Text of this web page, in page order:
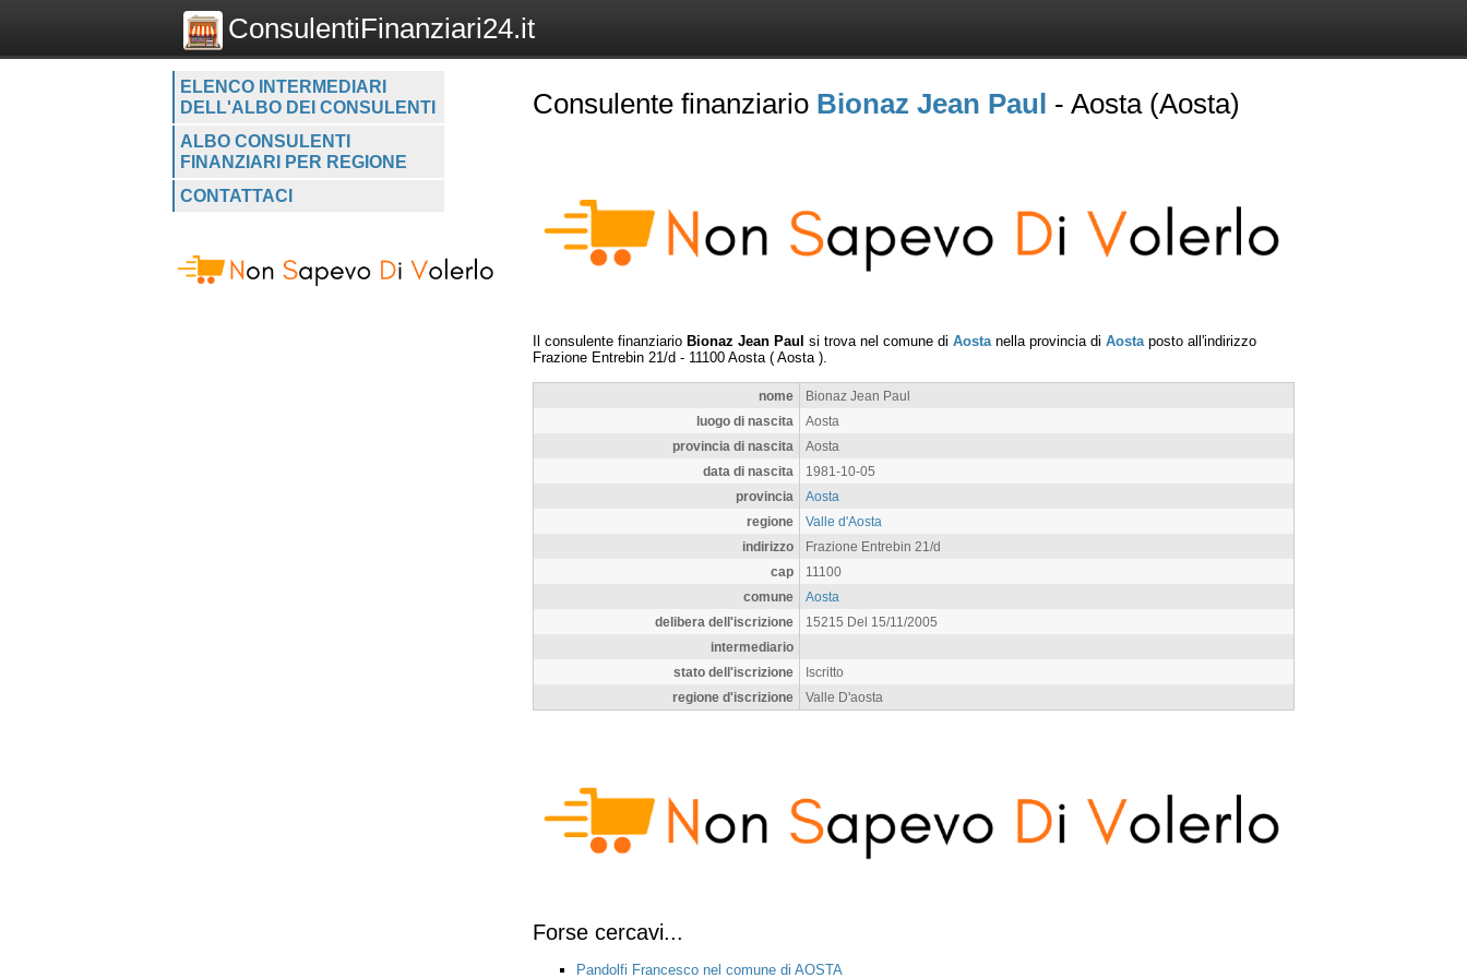
ConsulentiFinanziari24.it
ELENCO INTERMEDIARI
DELL'ALBO DEI CONSULENTI
ALBO CONSULENTI
FINANZIARI PER REGIONE
CONTATTACI
Consulente finanziario Bionaz Jean Paul - Aosta (Aosta)
Il consulente finanziario Bionaz Jean Paul si trova nel comune di Aosta nella provincia di Aosta posto all'indirizzo
Frazione Entrebin 21/d - 11100 Aosta ( Aosta ).
nome
Bionaz Jean Paul
luogo di nascita
Aosta
provincia di nascita
Aosta
data di nascita
1981-10-05
provincia
Aosta
regione
Valle d'Aosta
indirizzo
Frazione Entrebin 21/d
cap
11100
comune
Aosta
delibera dell'iscrizione
15215 Del 15/11/2005
intermediario
stato dell'iscrizione
Iscritto
regione d'iscrizione
Valle D'aosta
Forse cercavi...
Pandolfi Francesco nel comune di AOSTA